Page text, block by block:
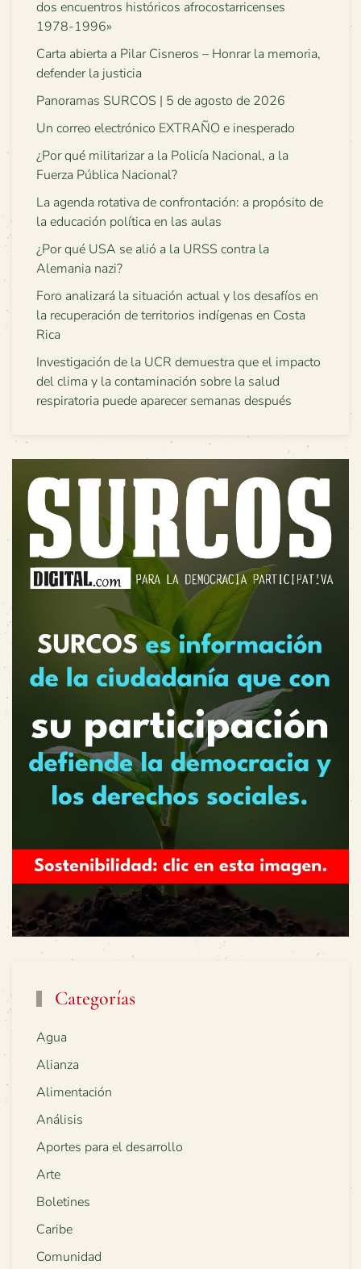
dos encuentros históricos afrocostarricenses
1978-1996»
Carta abierta a Pilar Cisneros – Honrar la memoria,
defender la justicia
Panoramas SURCOS | 5 de agosto de 2026
Un correo electrónico EXTRAÑO e inesperado
¿Por qué militarizar a la Policía Nacional, a la
Fuerza Pública Nacional?
La agenda rotativa de confrontación: a propósito de
la educación política en las aulas
¿Por qué USA se alió a la URSS contra la
Alemania nazi?
Foro analizará la situación actual y los desafíos en
la recuperación de territorios indígenas en Costa
Rica
Investigación de la UCR demuestra que el impacto
del clima y la contaminación sobre la salud
respiratoria puede aparecer semanas después
Categorías
Agua
Alianza
Alimentación
Análisis
Aportes para el desarrollo
Arte
Boletines
Caribe
Comunidad